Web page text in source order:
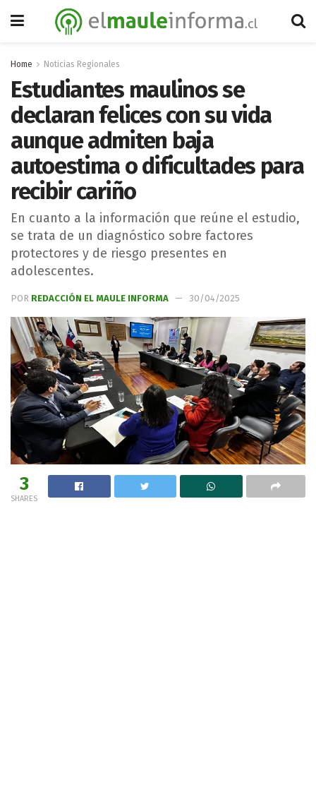
Home Noticias Regionales
Estudiantes maulinos se
declaran felices con su vida
aunque admiten baja
autoestima o dificultades para
recibir cariño
En cuanto a la información que reúne el estudio,
se trata de un diagnóstico sobre factores
protectores y de riesgo presentes en
adolescentes.
POR REDACCIÓN EL MAULE INFORMA 30/04/2025
3
SHARES